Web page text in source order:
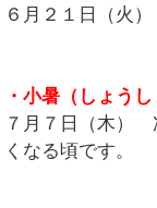
６月２１日（火
・小暑（しょうし
７月７日（木）
くなる頃です。